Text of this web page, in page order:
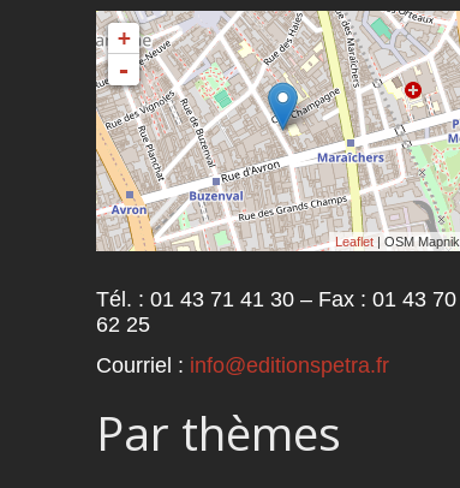
+
-
Leaflet | OSM Mapnik
Tél. : 01 43 71 41 30 – Fax : 01 43 70
62 25
Courriel : info@editionspetra.fr
Par thèmes